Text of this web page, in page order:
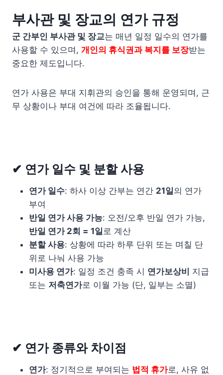
부사관 및 장교의 연가 규정
군 간부인 부사관 및 장교는 매년 일정 일수의 연가를
사용할 수 있으며, 개인의 휴식권과 복지를 보장받는
중요한 제도입니다.
연가 사용은 부대 지휘관의 승인을 통해 운영되며, 근
무 상황이나 부대 여건에 따라 조율됩니다.
✔ 연가 일수 및 분할 사용
연가 일수: 하사 이상 간부는 연간 21일의 연가
부여
반일 연가 사용 가능: 오전/오후 반일 연가 가능,
반일 연가 2회 = 1일 로 계산
분할 사용: 상황에 따라 하루 단위 또는 며칠 단
위로 나눠 사용 가능
미사용 연가: 일정 조건 충족 시 연가보상비 지급
또는 저축연가로 이월 가능 (단, 일부는 소멸)
✔ 연가 종류와 차이점
연가: 정기적으로 부여되는 법적 휴가로, 사유 없